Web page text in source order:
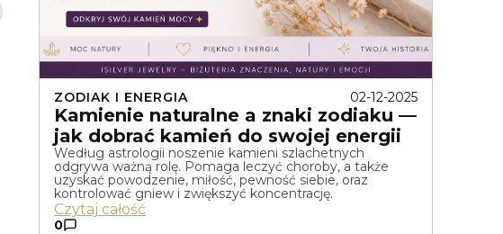
ZODIAK I ENERGIA 02-12-2025
Kamienie naturalne a znaki zodiaku —
jak dobrać kamień do swojej energii
Według astrologii noszenie kamieni szlachetnych
odgrywa ważną rolę. Pomaga leczyć choroby, a także
uzyskać powodzenie, miłość, pewność siebie, oraz
kontrolować gniew i zwiększyć koncentrację.
Czytaj całość
0